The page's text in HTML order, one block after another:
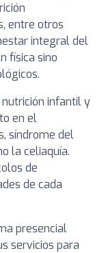
entre otros
integral del
física sino
infantil y
en el
síndrome del
la celiaquía.
de
de cada
presencial
servicios para